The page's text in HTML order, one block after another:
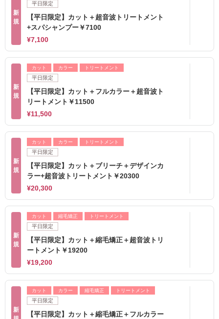
新
規
平日限定
【平日限定】カット＋超音波トリートメント
+スパシャンプー￥7100
¥7,100
新
規
カット カラー トリートメント
平日限定
【平日限定】カット＋フルカラー＋超音波ト
リートメント￥11500
¥11,500
新
規
カット カラー トリートメント
平日限定
【平日限定】カット＋ブリーチ＋デザインカ
ラー+超音波トリートメント￥20300
¥20,300
新
規
カット 縮毛矯正 トリートメント
平日限定
【平日限定】カット＋縮毛矯正＋超音波トリ
ートメント￥19200
¥19,200
新
カット カラー 縮毛矯正 トリートメント
平日限定
【平日限定】カット＋縮毛矯正＋フルカラー